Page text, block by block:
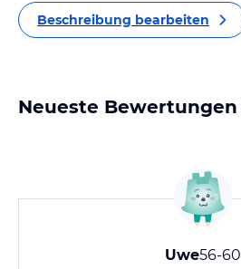
Beschreibung bearbeiten
Neueste Bewertungen
Uwe56-60